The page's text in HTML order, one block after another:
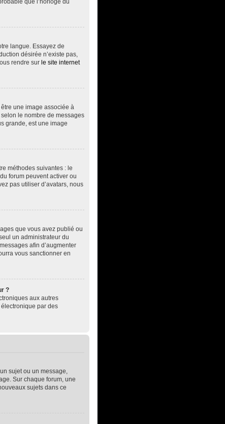
que l’horloge du
langue. Essayez de
désirée n’existe pas,
rendre sur le site internet
une image associée à
le nombre de messages
grande, est une image
méthodes suivantes : le
forum peuvent activer ou
pas utiliser d’avatars, nous
que vous avez publié ou
un administrateur du
afin d’augmenter
vous sanctionner en
?
aux autres
par des
sujet ou un message,
Sur chaque forum, une
sujets dans ce